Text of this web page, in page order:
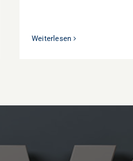
Weiterlesen